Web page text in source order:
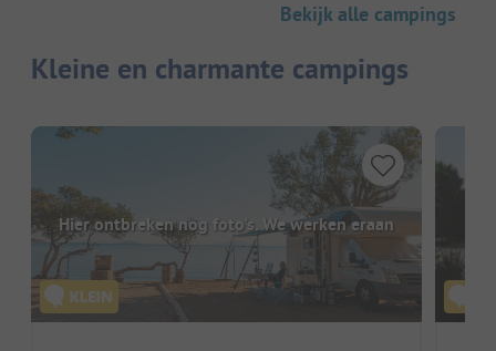
Bekijk alle campings
Kleine en charmante campings
Hier ontbreken nog foto's. We werken eraan